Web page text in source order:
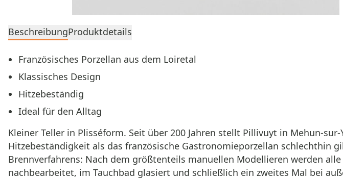
BeschreibungProduktdetails
Französisches Porzellan aus dem Loiretal
Klassisches Design
Hitzebeständig
Ideal für den Alltag
Kleiner Teller in Plisséform. Seit über 200 Jahren stellt Pillivuyt in Mehun-
Hitzebeständigkeit als das französische Gastronomieporzellan schlechthin
Brennverfahrens: Nach dem größtenteils manuellen Modellieren werden
nachbearbeitet, im Tauchbad glasiert und schließlich ein zweites Mal bei